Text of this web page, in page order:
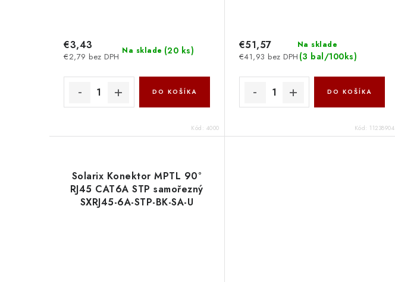
Na sklade (20 ks)
€2,79 bez DPH
€3,43
DO KOŠÍKA
Kód: 4000
Na sklade
(3 bal/100ks)
€41,93 bez DPH
€51,57
DO KOŠÍKA
Kód: 11238904
Solarix Konektor MPTL 90°
RJ45 CAT6A STP samořezný
SXRJ45-6A-STP-BK-SA-U